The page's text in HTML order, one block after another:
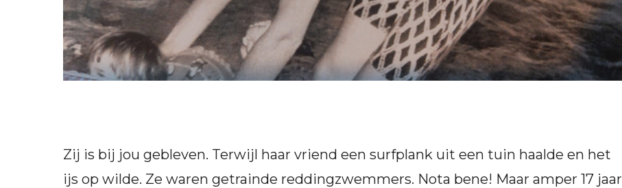
Zij is bij jou gebleven. Terwijl haar vriend een surfplank uit een tuin haalde en het
ijs op wilde. Ze waren getrainde reddingzwemmers. Nota bene! Maar amper 17 jaar